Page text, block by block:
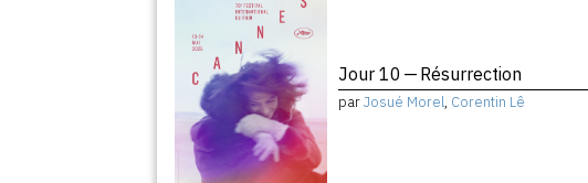
Jour 10 — Résurrection
parJosué Morel, Corentin Lê